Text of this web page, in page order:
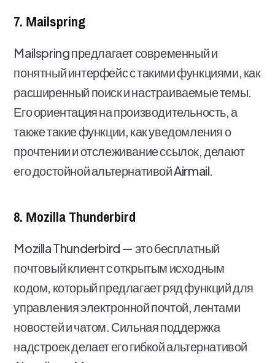
7. Мailspring
Mailspring предлагает современный и
понятный интерфейс с такими функциями, как
расширенный поиск и настраиваемые темы.
Его ориентация на производительность, а
также такие функции, как уведомления о
прочтении и отслеживание ссылок, делают
его достойной альтернативой Airmail.
8. Мozilla Thunderbird
Mozilla Thunderbird — это бесплатный
почтовый клиент с открытым исходным
кодом, который предлагает ряд функций для
управления электронной почтой, лентами
новостей и чатом. Сильная поддержка
надстроек делает его гибкой альтернативой